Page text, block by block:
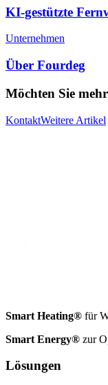
KI-gestützte
Unternehmen
Über Fourdeg
Möchten Sie
KontaktWeitere Artikel
Smart Heating® für
Smart Energy® zur
Lösungen